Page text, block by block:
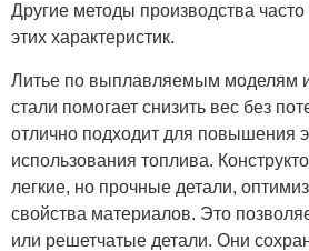
Другие методы производства часто
этих характеристик.
Литье по выплавляемым моделям
стали помогает снизить вес без
отлично подходит для повышения
использования топлива.
легкие, но прочные детали,
свойства материалов. Это
или решетчатые детали. Они